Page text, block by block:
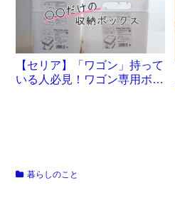
【セリア】「ワゴン」持って
いる人必見！ワゴン専用ボッ
暮らしのこと